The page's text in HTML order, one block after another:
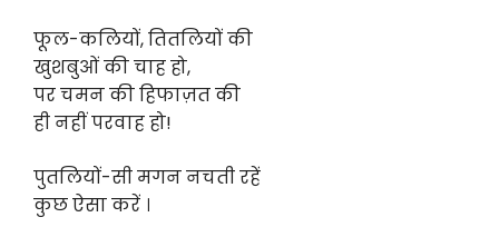
फूल-कलियों, तितलियों की
खुशबुओं की चाह हो,
पर चमन की हिफाज़त की
ही नहीं परवाह हो!
पुतलियों-सी मगन नचती रहें
कुछ ऐसा करें ।